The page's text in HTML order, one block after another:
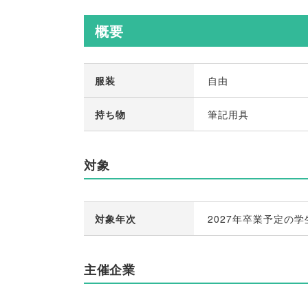
概要
服装 自由
持ち物 筆記用具
対象
対象年次 2027年卒業予定の学
主催企業